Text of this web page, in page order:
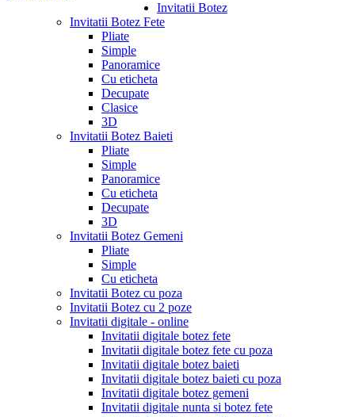
Invitatii Botez
Invitatii Botez Fete
Pliate
Simple
Panoramice
Cu eticheta
Decupate
Clasice
3D
Invitatii Botez Baieti
Pliate
Simple
Panoramice
Cu eticheta
Decupate
3D
Invitatii Botez Gemeni
Pliate
Simple
Cu eticheta
Invitatii Botez cu poza
Invitatii Botez cu 2 poze
Invitatii digitale - online
Invitatii digitale botez fete
Invitatii digitale botez fete cu poza
Invitatii digitale botez baieti
Invitatii digitale botez baieti cu poza
Invitatii digitale botez gemeni
Invitatii digitale nunta si botez fete